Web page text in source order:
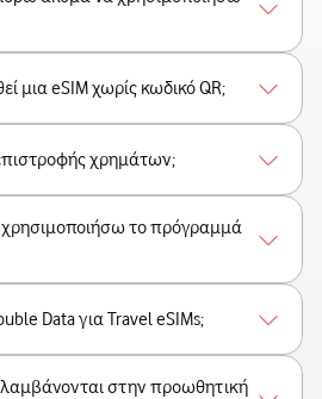
μια eSIM χωρίς κωδικό QR;
χρημάτων;
χρησιμοποιήσω το πρόγραμμά
Data για Travel eSIMs;
στην προωθητική